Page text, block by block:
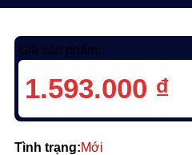
Giá sản phẩm:
1.593.000 ₫
Tình trạng:Mới